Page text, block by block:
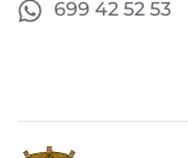
699 42 52 53